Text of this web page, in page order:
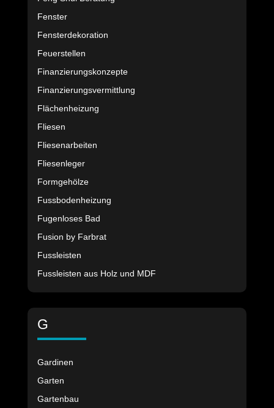
Fenster
Fensterdekoration
Feuerstellen
Finanzierungskonzepte
Finanzierungsvermittlung
Flächenheizung
Fliesen
Fliesenarbeiten
Fliesenleger
Formgehölze
Fussbodenheizung
Fugenloses Bad
Fusion by Farbrat
Fussleisten
Fussleisten aus Holz und MDF
G
Gardinen
Garten
Gartenbau